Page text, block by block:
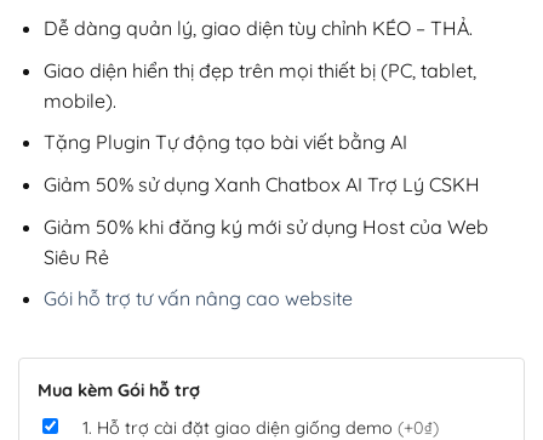
Dễ dàng quản lý, giao diện tùy chỉnh KÉO – THẢ.
Giao diện hiển thị đẹp trên mọi thiết bị (PC, tablet,
mobile).
Tặng Plugin Tự động tạo bài viết bằng AI
Giảm 50% sử dụng Xanh Chatbox AI Trợ Lý CSKH
Giảm 50% khi đăng ký mới sử dụng Host của Web
Siêu Rẻ
Gói hỗ trợ tư vấn nâng cao website
Mua kèm Gói hỗ trợ
1. Hỗ trợ cài đặt giao diện giống demo (+0₫)